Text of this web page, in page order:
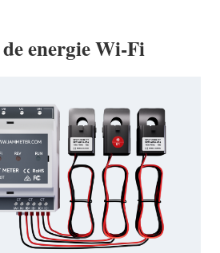
energie Wi-Fi